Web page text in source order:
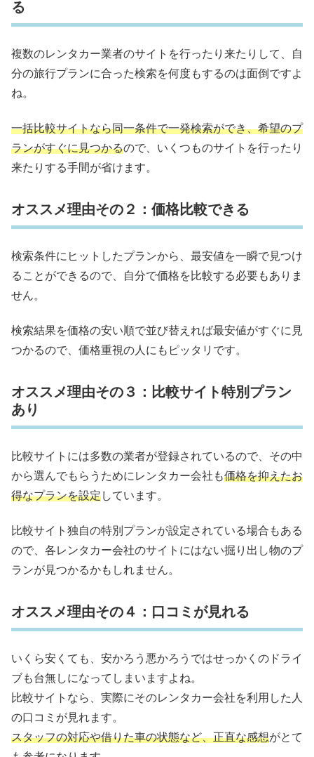
る
複数のレンタカー業者のサイトを行ったり来たりして、自
分の旅行プランに合った検索を何度もするのは面倒ですよ
ね。
一括比較サイトなら同一条件で一発検索ができ、希望のプ
ランがすぐに見つかるので、いくつものサイトを行ったり
来たりする手間が省けます。
オススメ理由その２：価格比較できる
検索条件にヒットしたプランから、最安値を一瞬で見つけ
ることができるので、自分で価格を比較する必要もありま
せん。
検索結果を価格の安い順で並び替えれば最安値がすぐに見
つかるので、価格重視の人にもピッタリです。
オススメ理由その３：比較サイト特別プラン
あり
比較サイトには多数の業者が登録されているので、その中
から選んでもらうためにレンタカー会社も価格を抑えたお
得なプランを設定しています。
比較サイト独自の特別プランが設定されている場合もある
ので、各レンタカー会社のサイトにはない掘り出し物のプ
ランが見つかるかもしれません。
オススメ理由その４：口コミが見れる
いくら安くても、安かろう悪かろうではせっかくのドライ
ブも台無しになってしまいますよね。
比較サイトなら、実際にそのレンタカー会社を利用した人
の口コミが見れます。
スタッフの対応や借りた車の状態など、正直な感想がとて